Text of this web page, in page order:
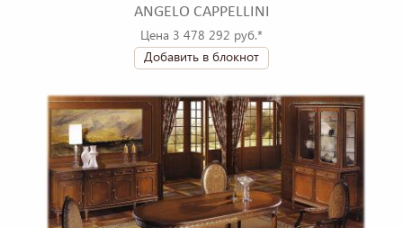
ANGELO CAPPELLINI
Цена 3 478 292 руб.*
Добавить в блокнот